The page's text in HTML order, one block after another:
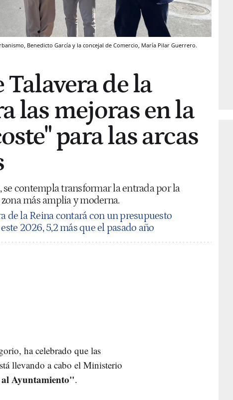
Benedicto García y la concejal de Comercio, María Pilar Guerrero.
Talavera de la
las mejoras en la
para las arcas
se contempla transformar la entrada por la
más amplia y moderna.
de la Reina contará con un presupuesto
2026, 5,2 más que el pasado año
ha celebrado que las
llevando a cabo el Ministerio
Ayuntamiento".